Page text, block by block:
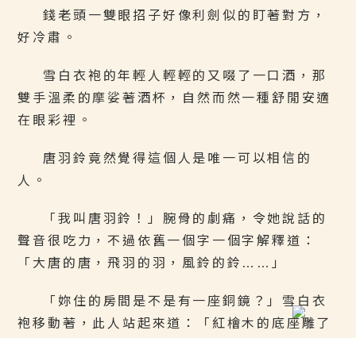
錢老頭一雙眼招子好像利劍似的盯著對方，
好冷肅。
雪白衣袍的年輕人輕輕的又啜了一口酒，那
雙手溫柔的摩娑著酒杯，自然而然一種舒閒安適
在眼彩裡。
唐羽鈴竟然覺得這個人是唯一可以相信的
人。
「我叫唐羽鈴！」腕骨的劇痛，令她說話的
聲音很吃力，不過依舊一個字一個字解釋道：
「大唐的唐，飛羽的羽，風鈴的鈴……」
「妳住的房間是不是有一座銅鏡？」雪白衣
袍移動著，此人站起來道：「紅檜木的底座雕了